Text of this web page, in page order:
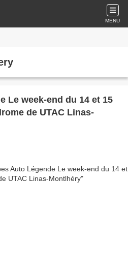
MENU
Le week-end du 14 et 15
de UTAC Linas-